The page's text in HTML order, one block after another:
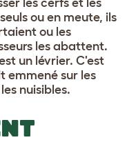
ou en meute, ils
ou les
les abattent.
un lévrier. C'est
emmené sur les
nuisibles.